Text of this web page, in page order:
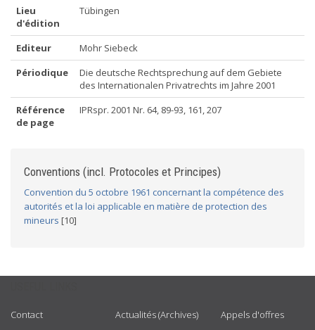
Lieu
d'édition
Tübingen
Editeur
Mohr Siebeck
Périodique
Die deutsche Rechtsprechung auf dem Gebiete
des Internationalen Privatrechts im Jahre 2001
Référence
de page
IPRspr. 2001 Nr. 64, 89-93, 161, 207
Conventions (incl. Protocoles et Principes)
Convention du 5 octobre 1961 concernant la compétence des
autorités et la loi applicable en matière de protection des
mineurs [10]
Contact
Actualités (Archives)
Appels d'offres